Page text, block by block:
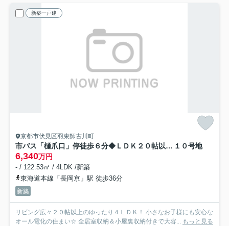
新築一戸建
京都市伏見区羽束師古川町
市バス「樋爪口」停徒歩６分◆ＬＤＫ２０帖以上◆オール電化◆収納豊富◆伏見区羽束師古川町 １０号地
6,340万円
- / 122.53㎡ / 4LDK /新築
東海道本線「長岡京」駅 徒歩36分
新築
リビング広々２０帖以上のゆったり４ＬＤＫ！ 小さなお子様にも安心な
オール電化の住まい☆ 全居室収納＆小屋裏収納付きで大容... もっと見る